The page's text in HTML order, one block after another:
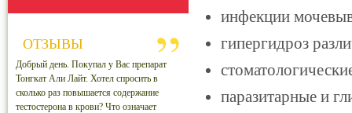
инфекции
гипергидроз
паразитарные и
ОТЗЫВЫ
Добрый день. Покупал у Вас препарат
Тонгкат Али Лайт. Хотел спросить в
сколько раз повышается содержание
тестостерона в крови? Что означает